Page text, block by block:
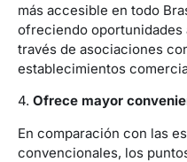
más accesible en todo
ofreciendo oportunidades
través de asociaciones
establecimientos
4. Ofrece mayor
En comparación con las
convencionales, los